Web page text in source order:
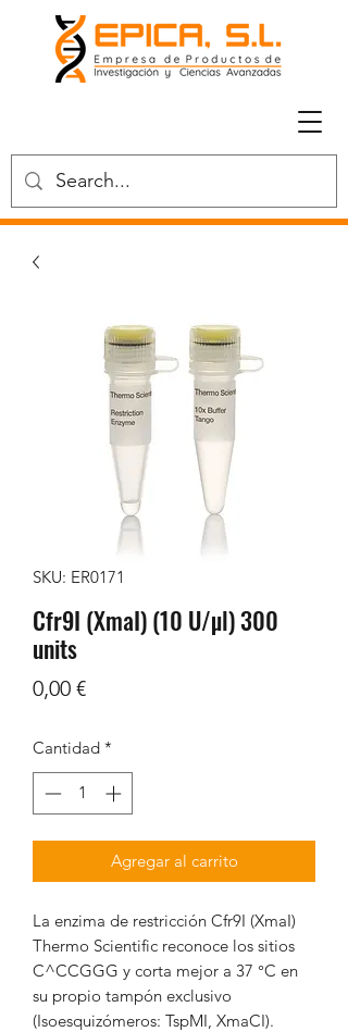
SKU: ER0171
Cfr9I (XmaI) (10 U/µl) 300
units
0,00 €Precio
Cantidad *
Agregar al carrito
La enzima de restricción Cfr9I (XmaI)
Thermo Scientific reconoce los sitios
C^CCGGG y corta mejor a 37 °C en
su propio tampón exclusivo
(Isoesquizómeros: TspMI, XmaCI).